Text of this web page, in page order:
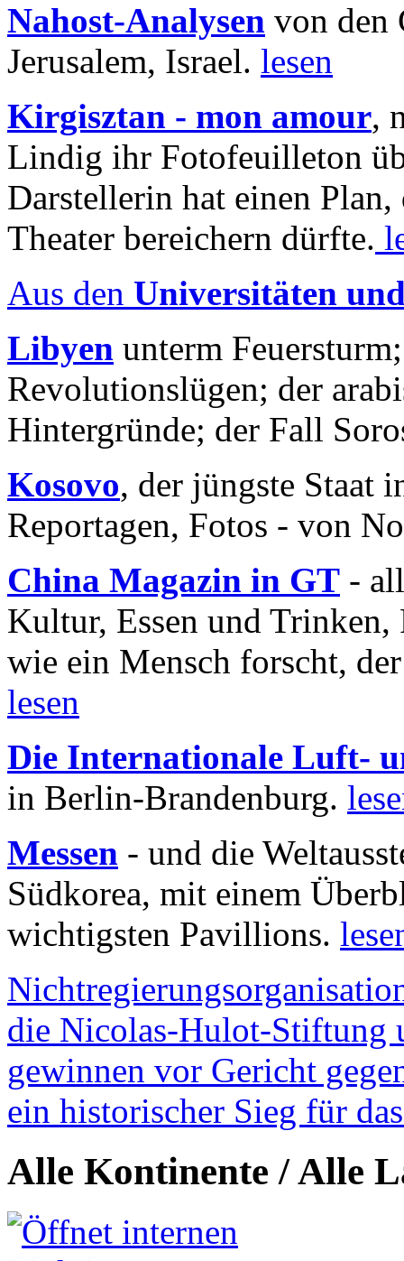
Nahost-Analysen von den
Jerusalem, Israel. lesen
Kirgisztan - mon amour,
Lindig ihr Fotofeuilleton
Darstellerin hat einen Plan,
Theater bereichern dürfte.
Aus den Universitäten
Libyen unterm
Revolutionslügen; der
Hintergründe; der Fall
Kosovo, der jüngste Staat
Reportagen, Fotos - von
China Magazin in GT -
Kultur, Essen und
wie ein Mensch forscht,
lesen
Die Internationale Luft-
in Berlin-Brandenburg.
Messen - und die
Südkorea, mit einem
wichtigsten Pavillions.
die Nicolas-Hulot-Stiftung
gewinnen vor Gericht
ein historischer Sieg für
Alle Kontinente / Alle